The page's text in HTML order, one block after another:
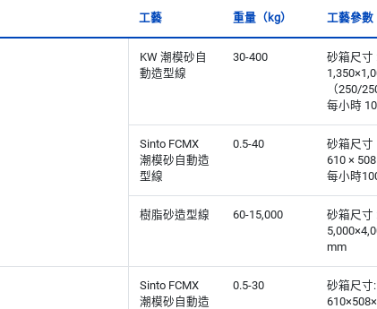
工藝 重量（kg） 工藝參數
KW 潮模砂自
動造型線
30-400
砂箱尺寸
（250/
每小時
Sinto FCMX
潮模砂自動造
型線
0.5-40
砂箱尺寸
610 ×
每小時
樹脂砂造型線 60-15,000
砂箱尺寸
mm
Sinto FCMX
潮模砂自動造
0.5-30
砂箱尺寸: